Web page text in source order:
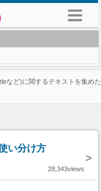
など)に関するテキストを集めた
い分け方
>
28,343views